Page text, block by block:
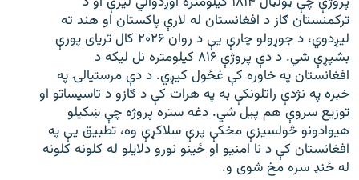
ترکمنستان ګاز د افغانستان له لارې پاکستان او هند ته
لیږدوي، د جوړولو چارې یې د روان ۲۰۲۶ کال ترپای پورې
بشپړې شي. د دې پروژې ۸۱۶ کیلومتره نل لیکه د
افغانستان په خاوره کې غځول کیږي. د دې مرستیالۍ په
خبره په نژدې راتلونکې به په هرات کې د ګازو د تاسیساتو او
توزیع سروې هم پیل شي. دغه ستره پروژه چې ښکیلو
هیوادونو څولسیزې مخکې پرې سلاکړې وه، تطبیق یې په
افغانستان کې د نا امنیو او ځینو نورو دلایلو له کلونه کلونه
له ځنډ سره مخ شوی و.